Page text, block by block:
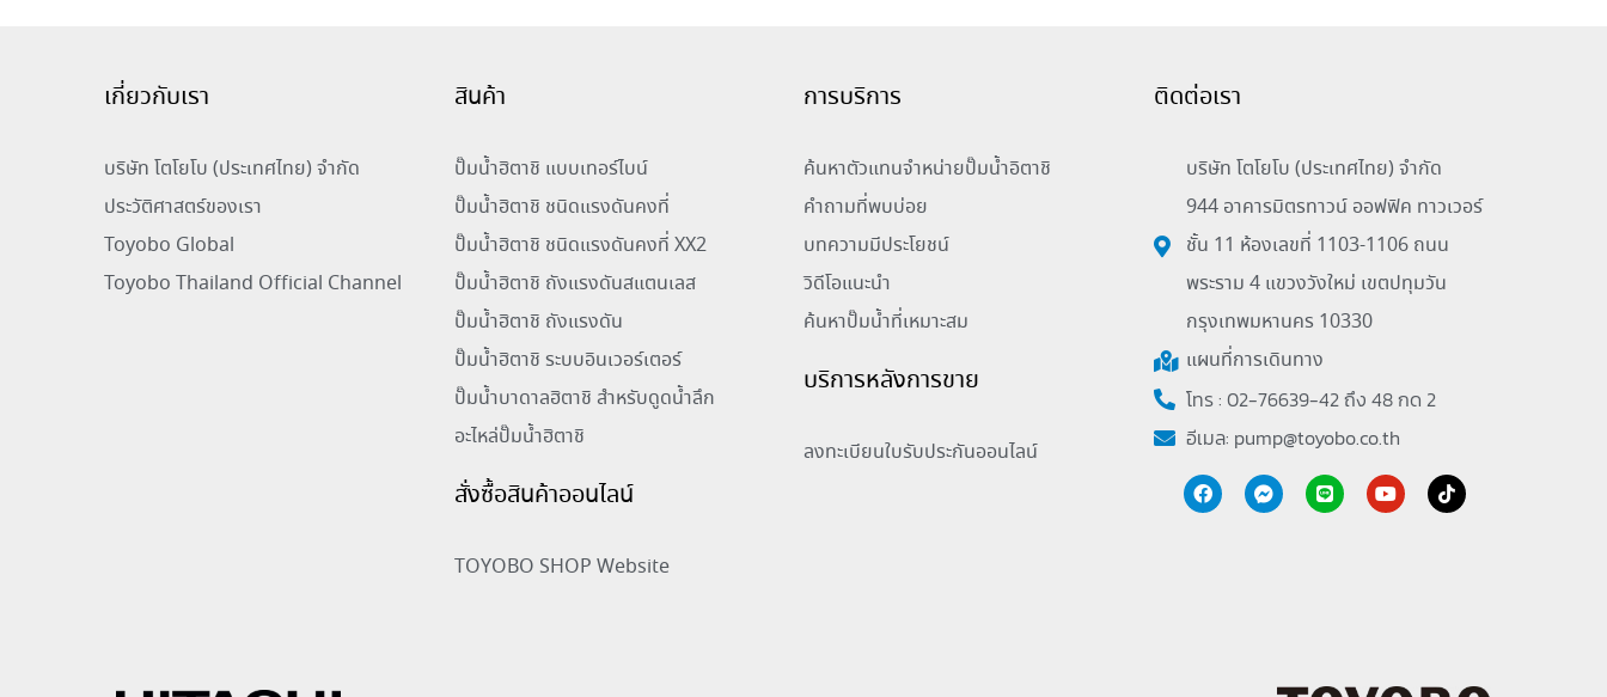
เกี่ยวกับเรา
บริษัท โตโยโบ (ประเทศไทย) จำกัด
ประวัติศาสตร์ของเรา
Toyobo Global
Toyobo Thailand Official Channel
สินค้า
ปั๊มน้ำฮิตาชิ แบบเทอร์ไบน์
ปั๊มน้ำฮิตาชิ ชนิดแรงดันคงที่
ปั๊มน้ำฮิตาชิ ชนิดแรงดันคงที่ XX2
ปั๊มน้ำฮิตาชิ ถังแรงดันสแตนเลส
ปั๊มน้ำฮิตาชิ ถังแรงดัน
ปั๊มน้ำฮิตาชิ ระบบอินเวอร์เตอร์
ปั๊มน้ำบาดาลฮิตาชิ สำหรับดูดน้ำลึก
อะไหล่ปั๊มน้ำฮิตาชิ
สั่งซื้อสินค้าออนไลน์
TOYOBO SHOP Website
การบริการ
ค้นหาตัวแทนจำหน่ายปั๊มน้ำอิตาชิ
คำถามที่พบบ่อย
บทความมีประโยชน์
วิดีโอแนะนำ
ค้นหาปั๊มน้ำที่เหมาะสม
บริการหลังการขาย
ลงทะเบียนใบรับประกันออนไลน์
ติดต่อเรา
บริษัท โตโยโบ (ประเทศไทย) จำกัด
944 อาคารมิตรทาวน์ ออฟฟิค ทาวเวอร์
ชั้น 11 ห้องเลขที่ 1103-1106 ถนน
พระราม 4 แขวงวังใหม่ เขตปทุมวัน
กรุงเทพมหานคร 10330
แผนที่การเดินทาง
โทร : 02-76639-42 ถึง 48 กด 2
อีเมล: pump@toyobo.co.th